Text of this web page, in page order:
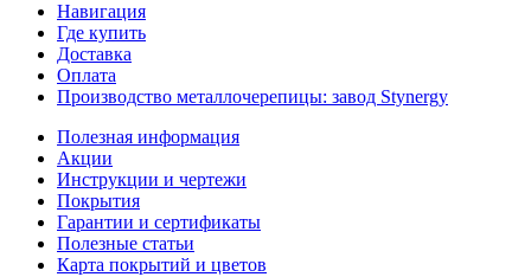
Навигация
Где купить
Доставка
Оплата
Производство металлочерепицы: завод Stynergy
Полезная информация
Акции
Инструкции и чертежи
Покрытия
Гарантии и сертификаты
Полезные статьи
Карта покрытий и цветов